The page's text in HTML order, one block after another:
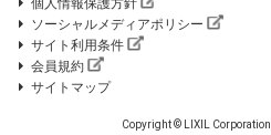
個人情報保護方針
ソーシャルメディアポリシー
サイト利用条件
会員規約
サイトマップ
Copyright © LIXIL